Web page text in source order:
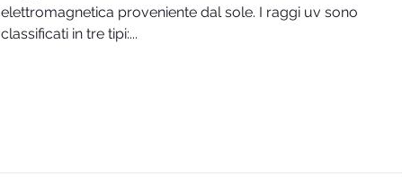
elettromagnetica proveniente dal sole. I raggi uv sono
classificati in tre tipi:...